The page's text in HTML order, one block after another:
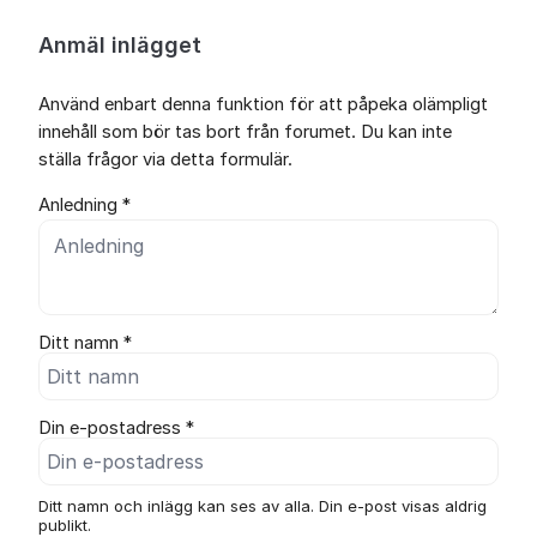
Anmäl inlägget
Använd enbart denna funktion för att påpeka olämpligt
innehåll som bör tas bort från forumet. Du kan inte
ställa frågor via detta formulär.
Anledning *
Ditt namn *
Din e-postadress *
Ditt namn och inlägg kan ses av alla. Din e-post visas aldrig
publikt.